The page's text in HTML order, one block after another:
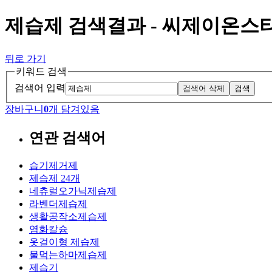
제습제 검색결과 - 씨제이온스
뒤로 가기
키워드 검색
검색어 입력
검색어 삭제 검색
장바구니 0개 담겨있음
연관 검색어
습기제거제
제습제 24개
네츄럴오가닉제습제
라벤더제습제
생활공작소제습제
염화칼슘
옷걸이형 제습제
물먹는하마제습제
제습기